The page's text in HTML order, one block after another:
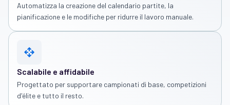
Automatizza la creazione del calendario partite, la
pianificazione e le modifiche per ridurre il lavoro manuale.
Scalabile e affidabile
Progettato per supportare campionati di base, competizioni
d'élite e tutto il resto.